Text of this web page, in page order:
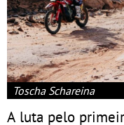
Toscha Schareina
A luta pelo